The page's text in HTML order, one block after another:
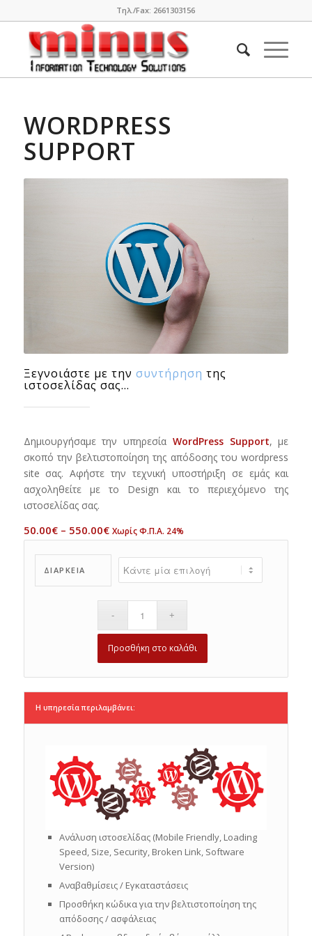
Τηλ./Fax: 2661303156
WORDPRESS
SUPPORT
Ξεγνοιάστε με την συντήρηση της
ιστοσελίδας σας...
Δημιουργήσαμε την υπηρεσία WordPressSupport, με
σκοπό την βελτιστοποίηση της απόδοσης του wordpress
site σας. Αφήστε την τεχνική υποστήριξη σε εμάς και
ασχοληθείτε με το Design και το περιεχόμενο της
ιστοσελίδας σας.
50.00€– 550.00€ Χωρίς Φ.Π.Α. 24%
ΔΙΆΡΚΕΙΑ
Προσθήκη στο καλάθι
Η υπηρεσία περιλαμβάνει:
Ανάλυση ιστοσελίδας (Mobile Friendly, Loading
Speed, Size, Security, Broken Link, Software
Version)
Αναβαθμίσεις / Εγκαταστάσεις
Προσθήκη κώδικα για την βελτιστοποίηση της
απόδοσης / ασφάλειας